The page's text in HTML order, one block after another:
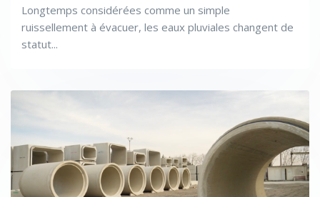
Longtemps considérées comme un simple
ruissellement à évacuer, les eaux pluviales changent de
statut...